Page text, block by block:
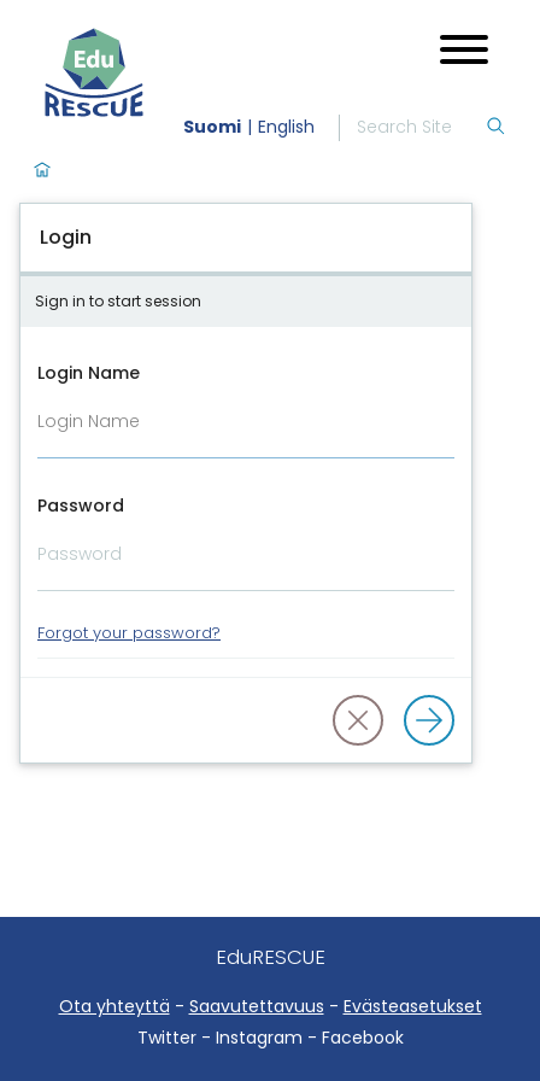
Suomi English
Login
Sign in to start session
Login Name
Password
Forgot your password?
EduRESCUE
Ota yhteyttä - Saavutettavuus - Evästeasetukset
Twitter - Instagram - Facebook